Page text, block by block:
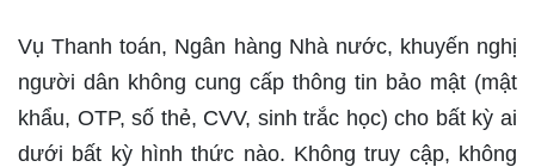
Vụ Thanh toán, Ngân hàng Nhà nước, khuyến nghị
người dân không cung cấp thông tin bảo mật (mật
khẩu, OTP, số thẻ, CVV, sinh trắc học) cho bất kỳ ai
dưới bất kỳ hình thức nào. Không truy cập, không